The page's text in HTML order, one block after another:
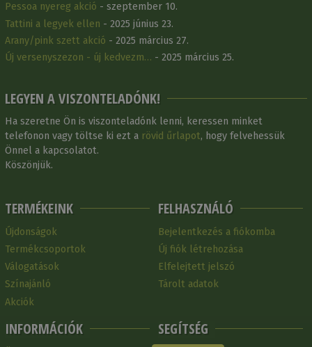
Pessoa nyereg akció - szeptember 10.
Tattini a legyek ellen - 2025 június 23.
Arany/pink szett akció - 2025 március 27.
Új versenyszezon - új kedvezm… - 2025 március 25.
LEGYEN A VISZONTELADÓNK!
Ha szeretne Ön is viszonteladónk lenni, keressen minket
telefonon vagy töltse ki ezt a rövid űrlapot, hogy felvehessük
Önnel a kapcsolatot.
Köszönjük.
TERMÉKEINK
Újdonságok
Termékcsoportok
Válogatások
Színajánló
Akciók
INFORMÁCIÓK
FELHASZNÁLÓ
Bejelentkezés a fiókomba
Új fiók létrehozása
Elfelejtett jelszó
Tárolt adatok
SEGÍTSÉG